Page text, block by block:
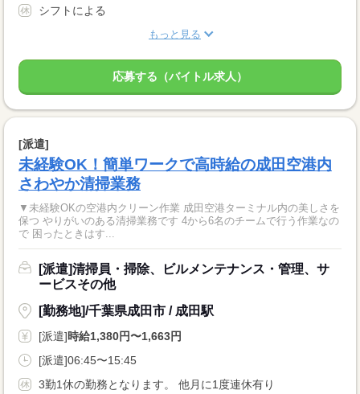
シフトによる
もっと見る
応募する（バイトル求人）
[派遣]
未経験OK！簡単ワークで高時給の成田空港内
さわやか清掃業務
▼未経験OKの空港内クリーン作業 成田空港ターミナル内の美しさを
保つ やりがいのある清掃業務です 4から6名のチームで行う作業なの
で 困ったときはす...
[派遣]清掃員・掃除、ビルメンテナンス・管理、サ
ービスその他
[勤務地]/千葉県成田市 / 成田駅
[派遣]時給1,380円〜1,663円
[派遣]06:45〜15:45
3勤1休の勤務となります。 他月に1度連休有り